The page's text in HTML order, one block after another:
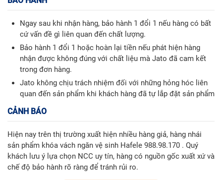
Ngay sau khi nhận hàng, bảo hành 1 đổi 1 nếu hàng có bất
cứ vấn đề gì liên quan đến chất lượng.
Bảo hành 1 đổi 1 hoặc hoàn lại tiền nếu phát hiện hàng
nhận được không đúng với chất liệu mà Jato đã cam kết
trong đơn hàng.
Jato không chịu trách nhiệm đối với những hỏng hóc liên
quan đến sản phẩm khi khách hàng đã tự lắp đặt sản phẩm
CẢNH BÁO
Hiện nay trên thị trường xuất hiện nhiều hàng giả, hàng nhái
sản phẩm khóa vách ngăn vệ sinh Hafele 988.98.170 . Quý
khách lưu ý lựa chọn NCC uy tín, hàng có nguồn gốc xuất xứ và
chế độ bảo hành rõ ràng để tránh rủi ro.